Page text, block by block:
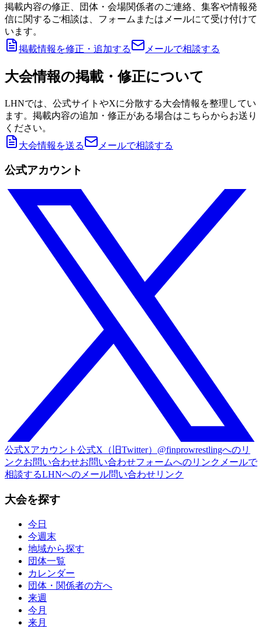
掲載内容の修正、団体・会場関係者のご連絡、集客や情報発
信に関するご相談は、フォームまたはメールにて受け付けて
います。
掲載情報を修正・追加する
メールで相談する
大会情報の掲載・修正について
LHNでは、公式サイトやXに分散する大会情報を整理してい
ます。掲載内容の追加・修正がある場合はこちらからお送り
ください。
大会情報を送る
メールで相談する
公式アカウント
公式Xアカウント 公式X（旧Twitter）@finprowrestlingへのリ
ンクお問い合わせお問い合わせフォームへのリンク メールで
相談するLHNへのメール問い合わせリンク
大会を探す
今日
今週末
地域から探す
団体一覧
カレンダー
団体・関係者の方へ
来週
今月
来月